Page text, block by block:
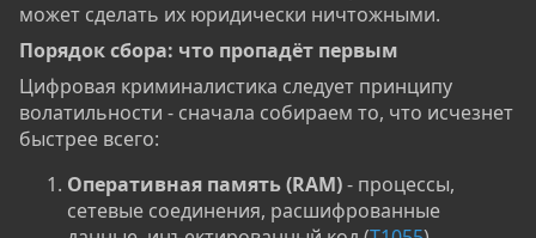
может сделать их юридически ничтожными.
Порядок сбора: что пропадёт первым​
Цифровая криминалистика следует принципу
волатильности - сначала собираем то, что исчезнет
быстрее всего:
Оперативная память (RAM)- процессы,
сетевые соединения, расшифрованные